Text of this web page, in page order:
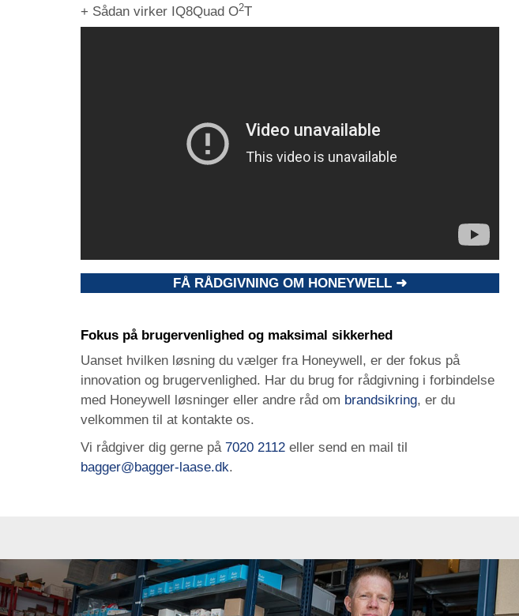
+ Sådan virker IQ8Quad O2T
FÅ RÅDGIVNING OM HONEYWELL ➜
Fokus på brugervenlighed og maksimal sikkerhed
Uanset hvilken løsning du vælger fra Honeywell, er der fokus på
innovation og brugervenlighed. Har du brug for rådgivning i forbindelse
med Honeywell løsninger eller andre råd om brandsikring, er du
velkommen til at kontakte os.
Vi rådgiver dig gerne på 7020 2112 eller send en mail til
bagger@bagger-laase.dk.